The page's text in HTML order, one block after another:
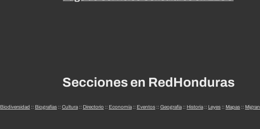
Secciones en RedHonduras
Biodiversidad :: Biografías :: Cultura :: Directorio :: Economía :: Eventos :: Geografía :: Historia :: Leyes :: Mapas ::